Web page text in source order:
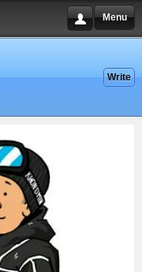
Menu
Write